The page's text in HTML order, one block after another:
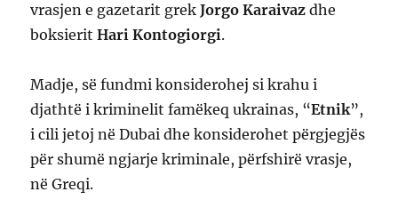
vrasjen e gazetarit grekJorgo Karaivaz dhe
boksieritHari Kontogiorgi.
Madje, së fundmi konsiderohej si krahu i
djathtë i kriminelit famëkeq ukrainas, “Etnik”,
i cili jetoj në Dubai dhe konsiderohet përgjegjës
për shumë ngjarje kriminale, përfshirë vrasje,
në Greqi.